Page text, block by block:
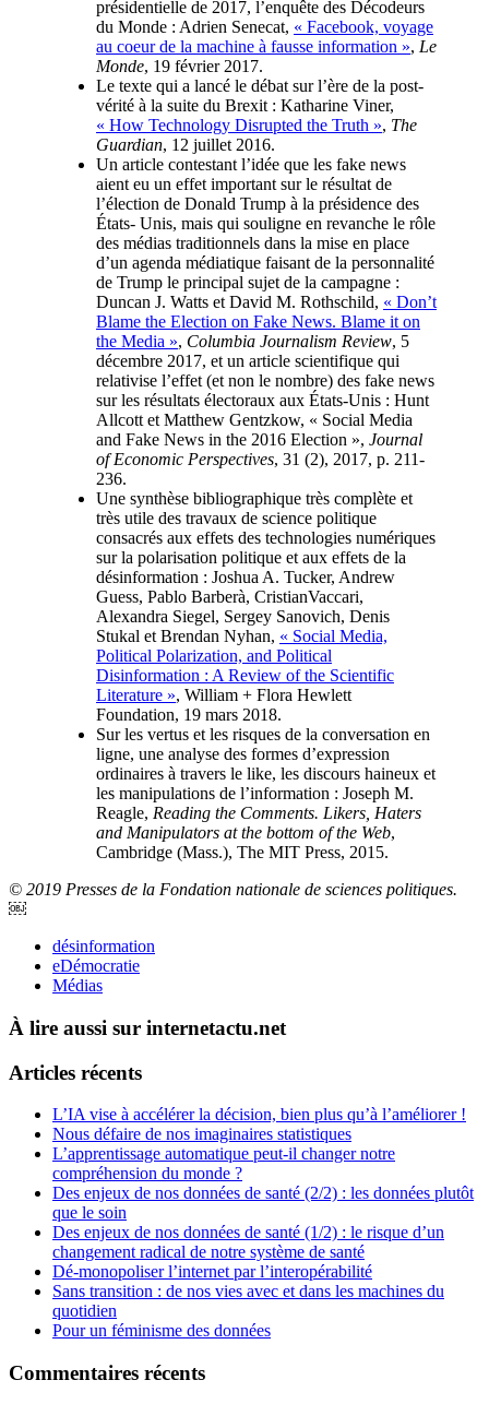
présidentielle de 2017, l’enquête des Décodeurs
du Monde : Adrien Senecat, « Facebook, voyage
au coeur de la machine à fausse information », Le
Monde, 19 février 2017.
Le texte qui a lancé le débat sur l’ère de la post-
vérité à la suite du Brexit : Katharine Viner,
« How Technology Disrupted the Truth », The
Guardian, 12 juillet 2016.
Un article contestant l’idée que les fake news
aient eu un effet important sur le résultat de
l’élection de Donald Trump à la présidence des
États- Unis, mais qui souligne en revanche le rôle
des médias traditionnels dans la mise en place
d’un agenda médiatique faisant de la personnalité
de Trump le principal sujet de la campagne :
Duncan J. Watts et David M. Rothschild, « Don’t
Blame the Election on Fake News. Blame it on
the Media », Columbia Journalism Review, 5
décembre 2017, et un article scientifique qui
relativise l’effet (et non le nombre) des fake news
sur les résultats électoraux aux États-Unis : Hunt
Allcott et Matthew Gentzkow, « Social Media
and Fake News in the 2016 Election », Journal
of Economic Perspectives, 31 (2), 2017, p. 211-
236.
Une synthèse bibliographique très complète et
très utile des travaux de science politique
consacrés aux effets des technologies numériques
sur la polarisation politique et aux effets de la
désinformation : Joshua A. Tucker, Andrew
Guess, Pablo Barberà, CristianVaccari,
Alexandra Siegel, Sergey Sanovich, Denis
Stukal et Brendan Nyhan, « Social Media,
Political Polarization, and Political
Disinformation : A Review of the Scientific
Literature », William + Flora Hewlett
Foundation, 19 mars 2018.
Sur les vertus et les risques de la conversation en
ligne, une analyse des formes d’expression
ordinaires à travers le like, les discours haineux et
les manipulations de l’information : Joseph M.
Reagle, Reading the Comments. Likers, Haters
and Manipulators at the bottom of the Web,
Cambridge (Mass.), The MIT Press, 2015.
© 2019 Presses de la Fondation nationale de sciences politiques.
￼
désinformation
eDémocratie
Médias
À lire aussi sur internetactu.net
Articles récents
L’IA vise à accélérer la décision, bien plus qu’à l’améliorer !
Nous défaire de nos imaginaires statistiques
L’apprentissage automatique peut-il changer notre
compréhension du monde ?
Des enjeux de nos données de santé (2/2) : les données plutôt
que le soin
Des enjeux de nos données de santé (1/2) : le risque d’un
changement radical de notre système de santé
Dé-monopoliser l’internet par l’interopérabilité
Sans transition : de nos vies avec et dans les machines du
quotidien
Pour un féminisme des données
Commentaires récents